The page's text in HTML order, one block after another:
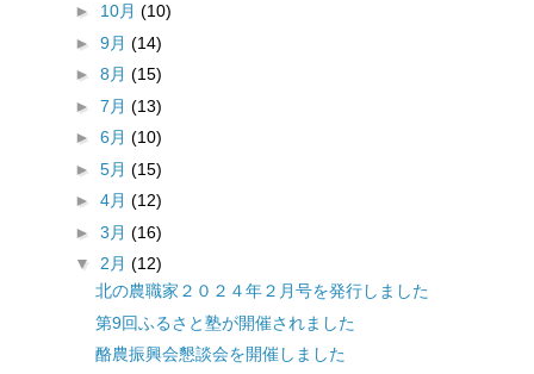
► 10月 (10)
► 9月 (14)
► 8月 (15)
► 7月 (13)
► 6月 (10)
► 5月 (15)
► 4月 (12)
► 3月 (16)
▼ 2月 (12)
北の農職家２０２４年２月号を発行しました
第9回ふるさと塾が開催されました
酪農振興会懇談会を開催しました